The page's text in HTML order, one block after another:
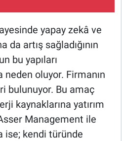
yapay zekâ ve
artış sağladığının
bu yapıları
oluyor. Firmanın
bulunuyor. Bu amaç
kaynaklarına yatırım
Management ile
ise; kendi türünde